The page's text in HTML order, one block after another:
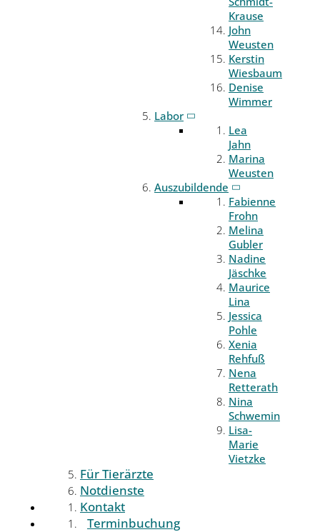
Krause
John
Weusten
Kerstin
Wiesbaum
Denise
Wimmer
Labor
Lea
Jahn
Marina
Weusten
Auszubildende
Fabienne
Frohn
Melina
Gubler
Nadine
Jäschke
Maurice
Lina
Jessica
Pohle
Xenia
Rehfuß
Nena
Retterath
Nina
Schwemin
Lisa-
Marie
Vietzke
Für Tierärzte
Notdienste
Kontakt
Terminbuchung